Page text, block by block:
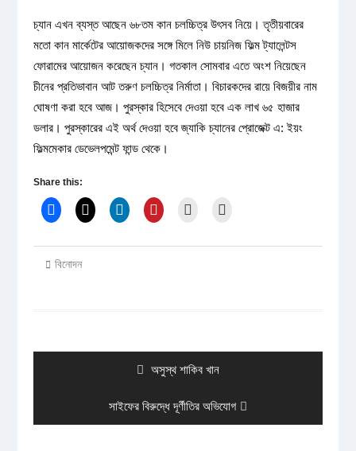
চ্যান এখন ব্যস্ত আছেন ৬৮তম কান চলচ্চিত্র উৎসব নিয়ে। তৃতীয়বারের
মতো কান মার্কেটের আয়োজকদের সঙ্গে মিলে নিউ চায়নিজ ফিল্ম ট্যালেন্টস
ফোরামের আয়োজন করেছেন চ্যান। গতকাল সোমবার এতে অংশ নিয়েছেন
চীনের প্রতিভাবান আট তরুণ চলচ্চিত্র নির্মাতা। বিচারকদের রায়ে বিজয়ীর নাম
ঘোষণা করা হবে আজ। পুরস্কার হিসেবে দেওয়া হবে এক লাখ ৬৫ হাজার
ডলার। পুরস্কারের এই অর্থ দেওয়া হবে জ্যাকি চ্যানের প্রোজেক্ট এ: ইয়ং
ফিল্মমেকার ডেভেলপমেন্ট ফান্ড থেকে।
Share this:
বিনোদন
Previous
অসুস্থ শাকিব খান
Next
post:
সাইফের বিরুদ্ধে দূর্ণীতির অভিযোগ